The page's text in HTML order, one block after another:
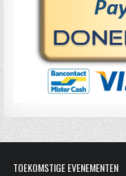
TOEKOMSTIGE EVENEMENTEN